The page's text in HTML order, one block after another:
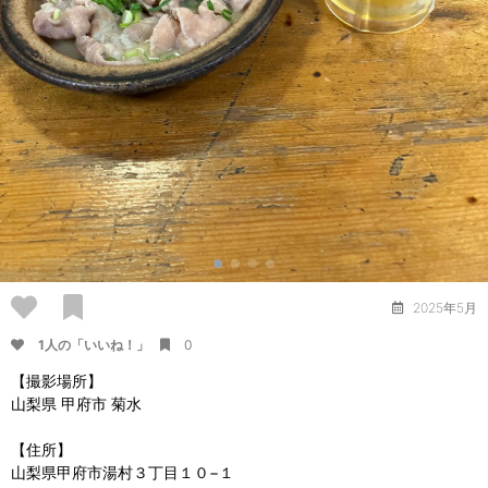
2025年5月
1人の「いいね！」 0
【撮影場所】
山梨県 甲府市 菊水
【住所】
山梨県甲府市湯村３丁目１０−１